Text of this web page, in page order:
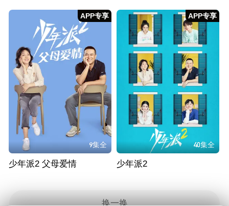
APP专享
9集全
少年派2 父母爱情
APP专享
40集全
少年派2
换一换